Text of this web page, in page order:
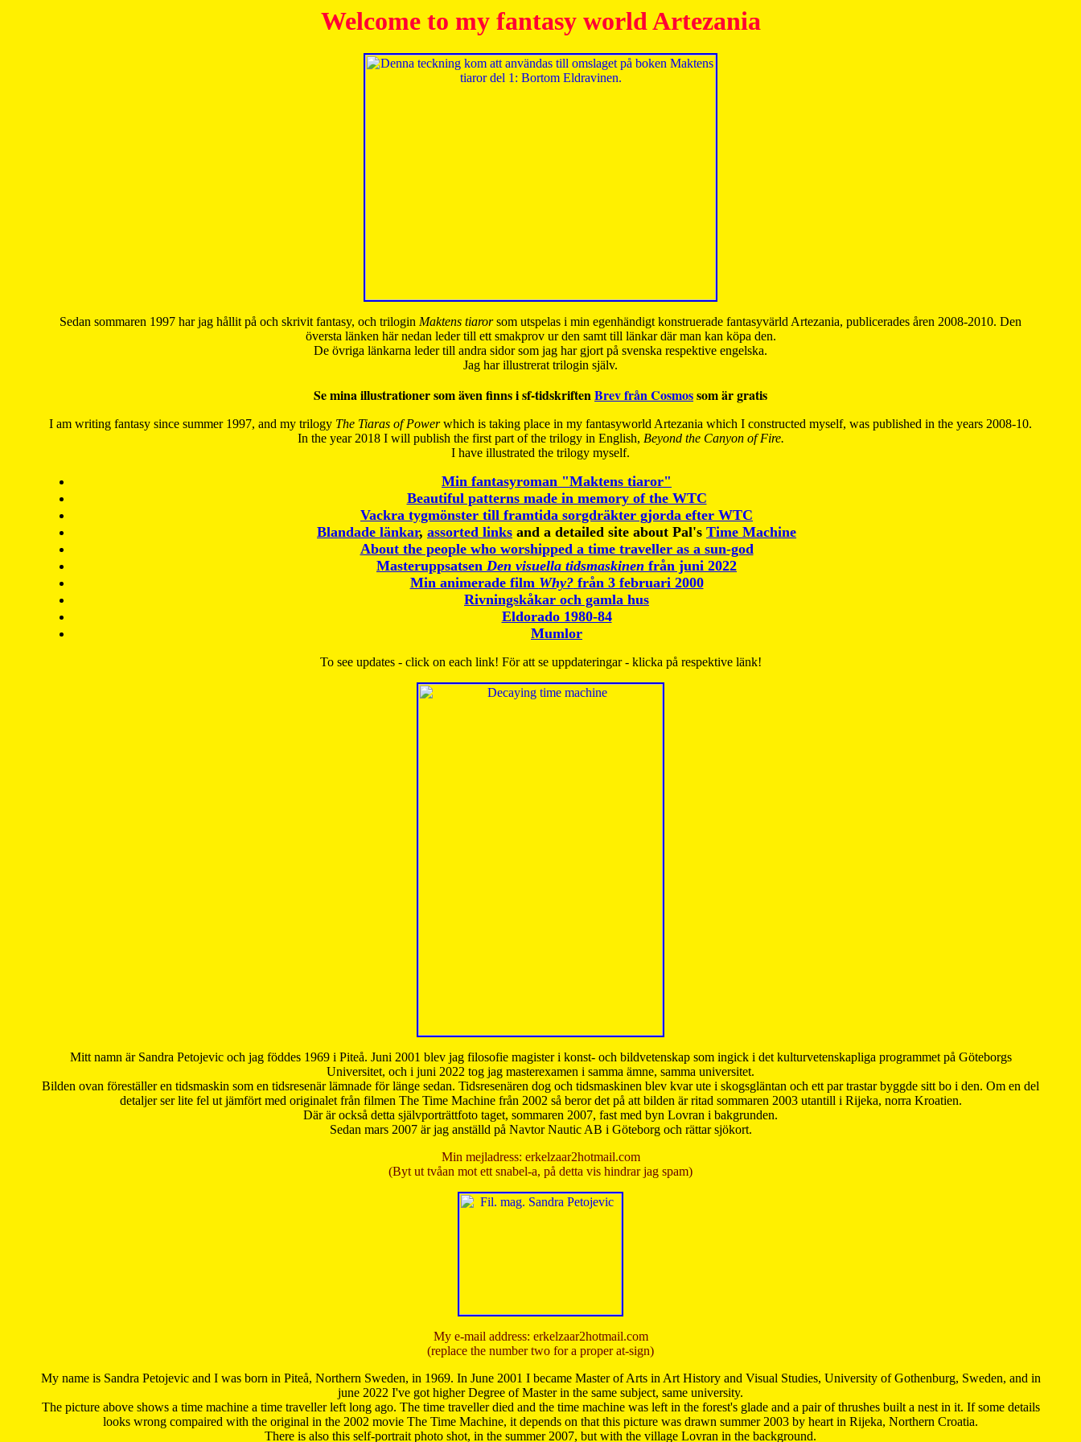
Welcome to my fantasy world Artezania
Sedan sommaren 1997 har jag hållit på och skrivit fantasy, och trilogin Maktens tiarorsom utspelas i min egenhändigt konstruerade fantasyvärld Artezania, publicerades åren 2008-2010. Den
översta länken här nedan leder till ett smakprov ur den samt till länkar där man kan köpa den.
De övriga länkarna leder till andra sidor som jag har gjort på svenska respektive engelska.
Jag har illustrerat trilogin själv.
Se mina illustrationer som även finns i sf-tidskriftenBrev från Cosmossom är gratis
I am writing fantasy since summer 1997, and my trilogy The Tiaras of Powerwhich is taking place in my fantasyworld Artezania which I constructed myself, was published in the years 2008-10.
In the year 2018 I will publish the first part of the trilogy in English, Beyond the Canyon of Fire.
I have illustrated the trilogy myself.
Min fantasyroman "Maktens tiaror"
Beautiful patterns made in memory of the WTC
Vackra tygmönster till framtida sorgdräkter gjorda efter WTC
Blandade länkar, assorted links and a detailed site about Pal's Time Machine
About the people who worshipped a time traveller as a sun-god
Masteruppsatsen Den visuella tidsmaskinen från juni 2022
Min animerade film Why?från 3 februari 2000
Rivningskåkar och gamla hus
Eldorado 1980-84
Mumlor
To see updates - click on each link! För att se uppdateringar - klicka på respektive länk!
Mitt namn är Sandra Petojevic och jag föddes 1969 i Piteå. Juni 2001 blev jag filosofie magister i konst- och bildvetenskap som ingick i det kulturvetenskapliga programmet på Göteborgs
Universitet, och i juni 2022 tog jag masterexamen i samma ämne, samma universitet.
Bilden ovan föreställer en tidsmaskin som en tidsresenär lämnade för länge sedan. Tidsresenären dog och tidsmaskinen blev kvar ute i skogsgläntan och ett par trastar byggde sitt bo i den. Om en del
detaljer ser lite fel ut jämfört med originalet från filmen The Time Machine från 2002 så beror det på att bilden är ritad sommaren 2003 utantill i Rijeka, norra Kroatien.
Där är också detta självporträttfoto taget, sommaren 2007, fast med byn Lovran i bakgrunden.
Sedan mars 2007 är jag anställd på Navtor Nautic AB i Göteborg och rättar sjökort.
Min mejladress: erkelzaar2hotmail.com
(Byt ut tvåan mot ett snabel-a, på detta vis hindrar jag spam)
My e-mail address: erkelzaar2hotmail.com
(replace the number two for a proper at-sign)
My name is Sandra Petojevic and I was born in Piteå, Northern Sweden, in 1969. In June 2001 I became Master of Arts in Art History and Visual Studies, University of Gothenburg, Sweden, and in
june 2022 I've got higher Degree of Master in the same subject, same university.
The picture above shows a time machine a time traveller left long ago. The time traveller died and the time machine was left in the forest's glade and a pair of thrushes built a nest in it. If some details
looks wrong compaired with the original in the 2002 movie The Time Machine, it depends on that this picture was drawn summer 2003 by heart in Rijeka, Northern Croatia.
There is also this self-portrait photo shot, in the summer 2007, but with the village Lovran in the background.